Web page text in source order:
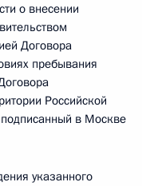
о внесении
Договора
пребывания
Российской
в Москве
указанного